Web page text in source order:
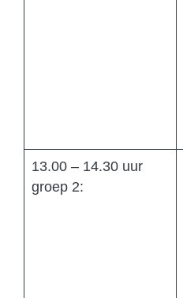
13.00 – 14.30 uur
groep 2: